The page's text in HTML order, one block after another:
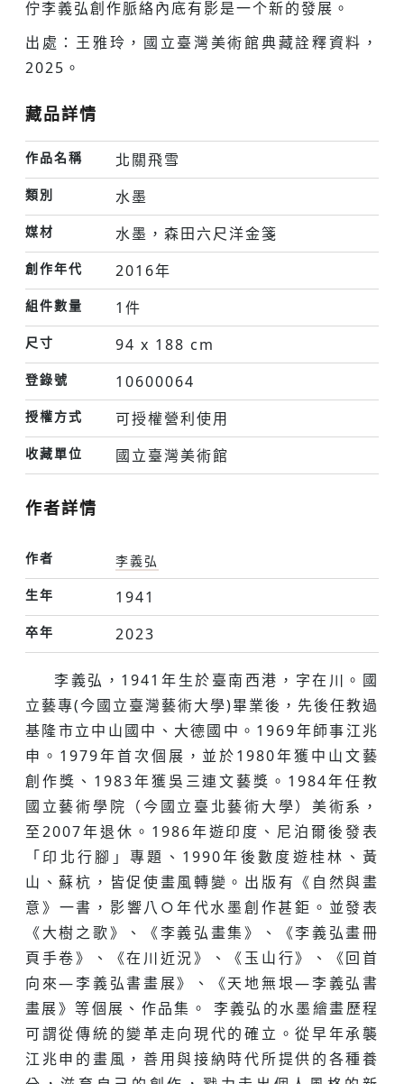
佇李義弘創作脈絡內底有影是一个新的發展。
出處：王雅玲，國立臺灣美術館典藏詮釋資料，
2025。
藏品詳情
作品名稱 北關飛雪
類別 水墨
媒材 水墨，森田六尺洋金箋
創作年代 2016年
組件數量 1件
尺寸 94 x 188 cm
登錄號 10600064
授權方式 可授權營利使用
收藏單位 國立臺灣美術館
作者詳情
作者
李義弘
生年
1941
卒年 2023
李義弘，1941年生於臺南西港，字在川。國
立藝專(今國立臺灣藝術大學)畢業後，先後任教過
基隆市立中山國中、大德國中。1969年師事江兆
申。1979年首次個展，並於1980年獲中山文藝
創作獎、1983年獲吳三連文藝獎。1984年任教
國立藝術學院（今國立臺北藝術大學）美術系，
至2007年退休。1986年遊印度、尼泊爾後發表
「印北行腳」專題、1990年後數度遊桂林、黃
山、蘇杭，皆促使畫風轉變。出版有《自然與畫
意》一書，影響八○年代水墨創作甚鉅。並發表
《大樹之歌》、《李義弘畫集》、《李義弘畫冊
頁手卷》、《在川近況》、《玉山行》、《回首
向來—李義弘書畫展》、《天地無垠—李義弘書
畫展》等個展、作品集。 李義弘的水墨繪畫歷程
可謂從傳統的變革走向現代的確立。從早年承襲
江兆申的畫風，善用與接納時代所提供的各種養